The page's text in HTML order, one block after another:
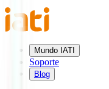
Mundo IATI
Soporte
Blog